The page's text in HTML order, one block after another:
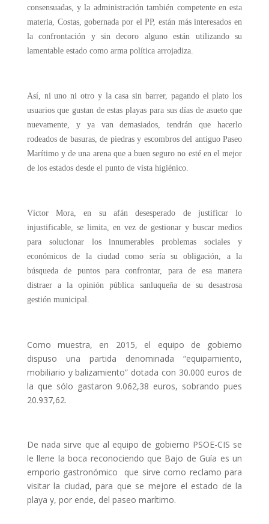
consensuadas, y la administración también competente en esta
materia, Costas, gobernada por el PP, están más interesados en
la confrontación y sin decoro alguno están utilizando su
lamentable estado como arma política arrojadiza.
Así, ni uno ni otro y la casa sin barrer, pagando el plato los
usuarios que gustan de estas playas para sus días de asueto que
nuevamente, y ya van demasiados, tendrán que hacerlo
rodeados de basuras, de piedras y escombros del antiguo Paseo
Marítimo y de una arena que a buen seguro no esté en el mejor
de los estados desde el punto de vista higiénico.
Víctor Mora, en su afán desesperado de justificar lo
injustificable, se limita, en vez de gestionar y buscar medios
para solucionar los innumerables problemas sociales y
económicos de la ciudad como sería su obligación, a la
búsqueda de puntos para confrontar, para de esa manera
distraer a la opinión pública sanluqueña de su desastrosa
gestión municipal.
Como muestra, en 2015, el equipo de gobierno
dispuso una partida denominada “equipamiento,
mobiliario y balizamiento” dotada con 30.000 euros de
la que sólo gastaron 9.062,38 euros, sobrando pues
20.937,62.
De nada sirve que al equipo de gobierno PSOE-CIS se
le llene la boca reconociendo que Bajo de Guía es un
emporio gastronómico que sirve como reclamo para
visitar la ciudad, para que se mejore el estado de la
playa y, por ende, del paseo marítimo.